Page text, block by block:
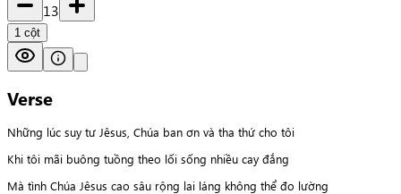
13
1 cột
Verse
Những lúc suy tư Jêsus, Chúa ban ơn và tha thứ cho tôi
Khi tôi mãi buông tuồng theo lối sống nhiều cay đắng
Mà tình Chúa Jêsus cao sâu rộng lai láng không thể đo lường